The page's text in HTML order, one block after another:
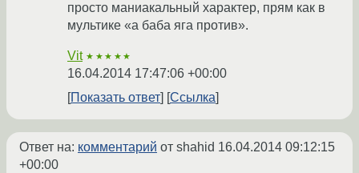
просто маниакальный характер, прям как в
мультике «а баба яга против».
Vit ★★★★★
16.04.2014 17:47:06 +00:00
Показать ответ
Ссылка
Ответ на: комментарий от shahid 16.04.2014 09:12:15
+00:00